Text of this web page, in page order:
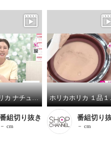
ホリカホリカ ナチュラルに目元際立つ イージーラスティング ブラシライナー ＜ブラウン＞２本セット
番組切り抜き
－ cm
ホリカホリカ １品
番組切り
－ cm